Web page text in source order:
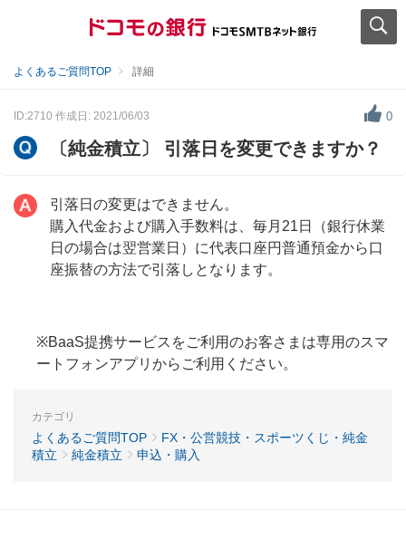
よくあるご質問TOP 詳細
ID:2710 作成日: 2021/06/03 0
〔純金積立〕 引落日を変更できますか？
引落日の変更はできません。
購入代金および購入手数料は、毎月21日（銀行休業
日の場合は翌営業日）に代表口座円普通預金から口
座振替の方法で引落しとなります。
※BaaS提携サービスをご利用のお客さまは専用のスマ
ートフォンアプリからご利用ください。
カテゴリ
よくあるご質問TOP
FX・公営競技・スポーツくじ・純金
積立
純金積立 申込・購入